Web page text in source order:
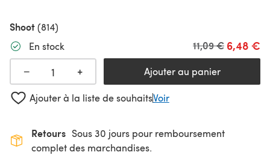
Shoot(814)
En stock
6,48 €
Ancien prix
11,09 €
− + Ajouter au panier
Ajouter à la liste de souhaitsVoir
Retours Sous 30 jours pour remboursement
complet des marchandises.